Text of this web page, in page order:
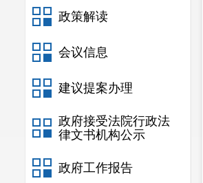
政策解读
会议信息
建议提案办理
政府接受法院行政法
律文书机构公示
政府工作报告